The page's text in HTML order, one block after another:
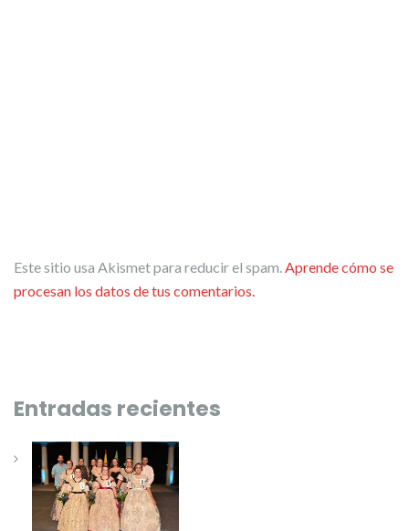
Este sitio usa Akismet para reducir el spam. Aprende cómo se
procesan los datos de tus comentarios.
Entradas recientes